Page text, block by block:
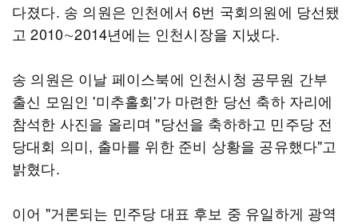
다졌다. 송 의원은 인천에서 6번 국회의원에 당선됐
고 2010∼2014년에는 인천시장을 지냈다.
송 의원은 이날 페이스북에 인천시청 공무원 간부
출신 모임인 '미추홀회'가 마련한 당선 축하 자리에
참석한 사진을 올리며 "당선을 축하하고 민주당 전
당대회 의미, 출마를 위한 준비 상황을 공유했다"고
밝혔다.
이어 "거론되는 민주당 대표 후보 중 유일하게 광역